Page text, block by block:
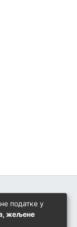
податке у
жељене